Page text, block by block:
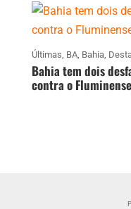
Últimas, BA, Bahia,
Bahia tem dois
contra o